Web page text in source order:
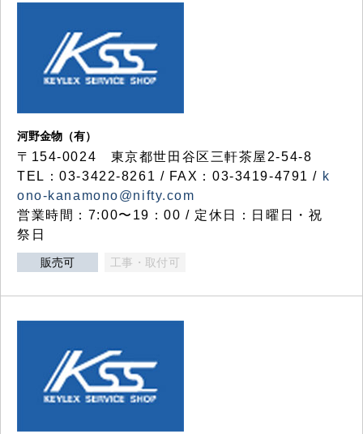
河野金物（有）
〒154-0024 東京都世田谷区三軒茶屋2-54-8
TEL：03-3422-8261 / FAX：03-3419-4791 / k
ono-kanamono@nifty.com
営業時間：7:00〜19：00 / 定休日：日曜日・祝
祭日
販売可 工事・取付可